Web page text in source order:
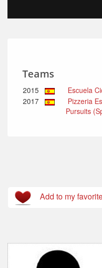
Teams
2015
Escuela
2017
Pizzeria
Pursuits
Add to my